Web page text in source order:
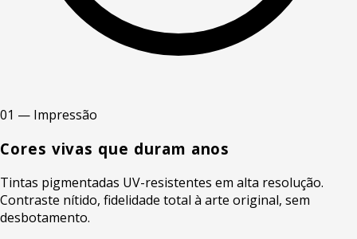
01 — Impressão
Cores vivas que duram anos
Tintas pigmentadas UV-resistentes em alta resolução.
Contraste nítido, fidelidade total à arte original, sem
desbotamento.